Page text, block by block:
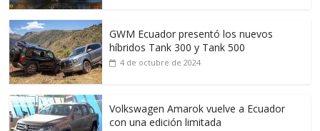
GWM Ecuador presentó los nuevos
híbridos Tank 300 y Tank 500
4 de octubre de 2024
Volkswagen Amarok vuelve a Ecuador
con una edición limitada